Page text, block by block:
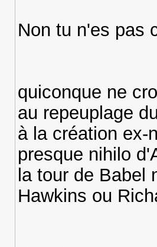
Non tu n'es pas
quiconque ne
au repeuplage
à la création ex-
presque nihilo
la tour de Babel
Hawkins ou